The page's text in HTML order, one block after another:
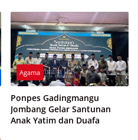
Agama
Ponpes Gadingmangu
Jombang Gelar Santunan
Anak Yatim dan Duafa
Agama